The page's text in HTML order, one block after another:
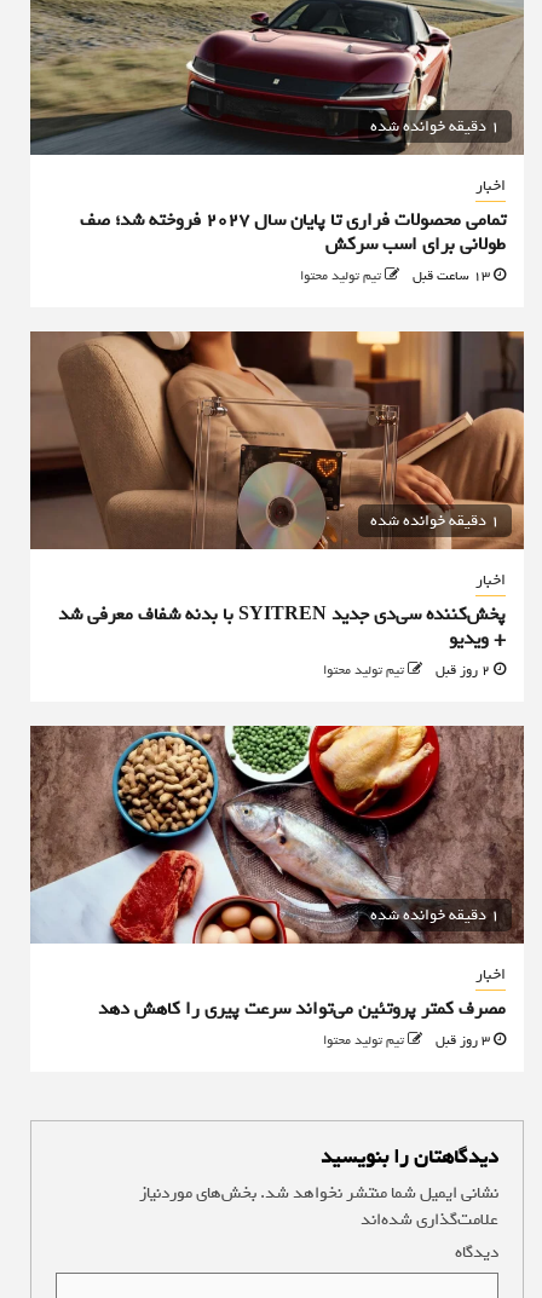
1 دقیقه خوانده شده
اخبار
تمامی محصولات فراری تا پایان سال ۲۰۲۷ فروخته شد؛ صف
طولانی برای اسب سرکش
تیم تولید محتوا
1 دقیقه خوانده شده
اخبار
پخش‌کننده سی‌دی جدید SYITREN با بدنه شفاف معرفی شد
+ ویدیو
تیم تولید محتوا
1 دقیقه خوانده شده
اخبار
مصرف کمتر پروتئین می‌تواند سرعت پیری را کاهش دهد
تیم تولید محتوا
دیدگاهتان را بنویسید
نشانی ایمیل شما منتشر نخواهد شد.بخش‌های موردنیاز
علامت‌گذاری شده‌اند
دیدگاه